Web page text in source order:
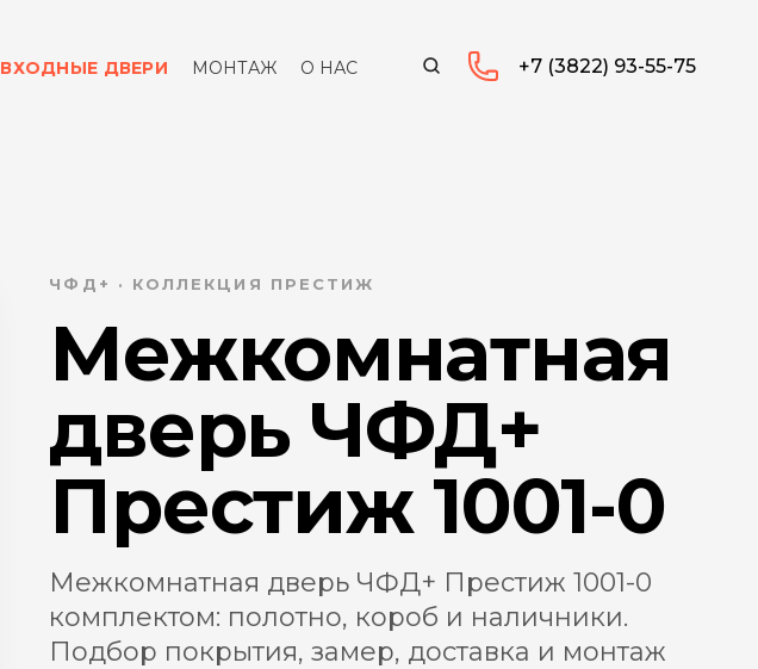
ВХОДНЫЕ ДВЕРИ МОНТАЖ О НАС +7 (3822) 93-55-75
ЧФД+ · КОЛЛЕКЦИЯ ПРЕСТИЖ
Межкомнатная
дверь ЧФД+
Престиж 1001-0
Межкомнатная дверь ЧФД+ Престиж 1001-0
комплектом: полотно, короб и наличники.
Подбор покрытия, замер, доставка и монтаж